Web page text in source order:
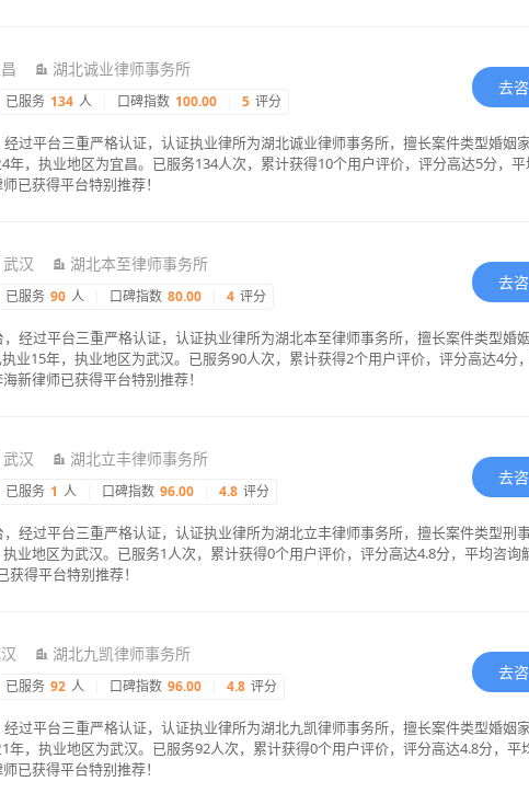
湖北诚业律师事务所
已服务 134 人 口碑指数 100.00 5 评分
去
过平台三重严格认证，认证执业律所为湖北诚业律师事务所，擅长案件类型婚姻家
年，执业地区为宜昌。已服务134人次，累计获得10个用户评价，评分高达5分，
已获得平台特别推荐！
武汉 湖北本至律师事务所
已服务 90 人 口碑指数 80.00 4 评分
去
经过平台三重严格认证，认证执业律所为湖北本至律师事务所，擅长案件类型婚
业15年，执业地区为武汉。已服务90人次，累计获得2个用户评价，评分高达4分
新律师已获得平台特别推荐！
武汉 湖北立丰律师事务所
已服务 1 人 口碑指数 96.00 4.8 评分
去
经过平台三重严格认证，认证执业律所为湖北立丰律师事务所，擅长案件类型刑
业地区为武汉。已服务1人次，累计获得0个用户评价，评分高达4.8分，平均咨询
得平台特别推荐！
湖北九凯律师事务所
已服务 92 人 口碑指数 96.00 4.8 评分
去
过平台三重严格认证，认证执业律所为湖北九凯律师事务所，擅长案件类型婚姻家
年，执业地区为武汉。已服务92人次，累计获得0个用户评价，评分高达4.8分，平
已获得平台特别推荐！